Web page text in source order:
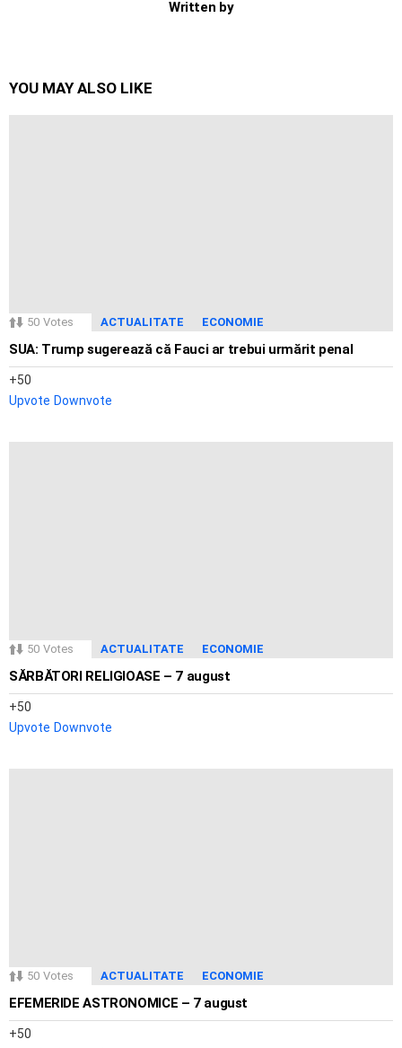
Written by
YOU MAY ALSO LIKE
50 Votes ACTUALITATE ECONOMIE
SUA: Trump sugerează că Fauci ar trebui urmărit penal
50
Upvote Downvote
50 Votes ACTUALITATE ECONOMIE
SĂRBĂTORI RELIGIOASE – 7 august
50
Upvote Downvote
50 Votes ACTUALITATE ECONOMIE
EFEMERIDE ASTRONOMICE – 7 august
50